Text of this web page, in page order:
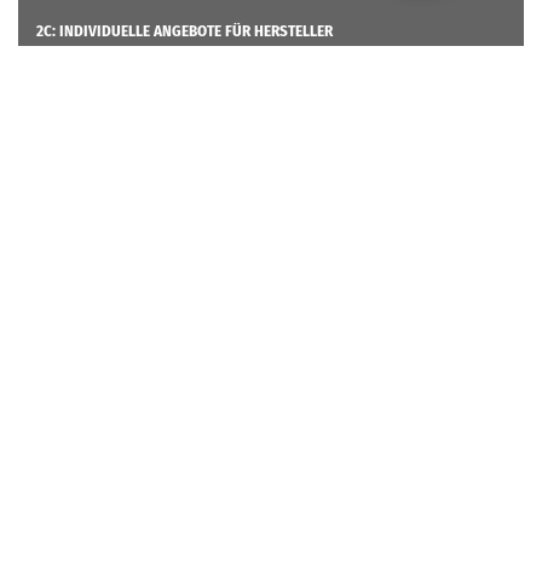
2C: INDIVIDUELLE ANGEBOTE FÜR HERSTELLER